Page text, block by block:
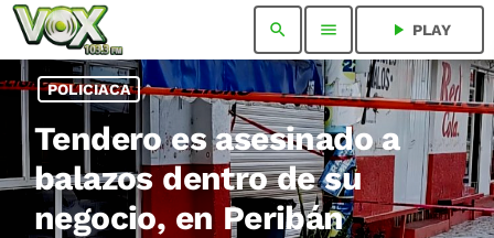
search menu play_arrow PLAY
POLICIACA
Tendero es asesinado a
balazos dentro de su
negocio, en Peribán